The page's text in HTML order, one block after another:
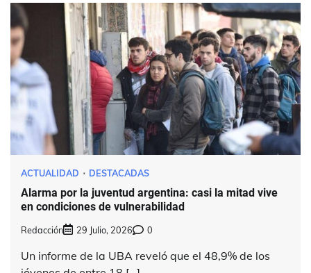
ACTUALIDAD DESTACADAS
Alarma por la juventud argentina: casi la mitad vive
en condiciones de vulnerabilidad
Redacción 29 Julio, 2026 0
Un informe de la UBA reveló que el 48,9% de los